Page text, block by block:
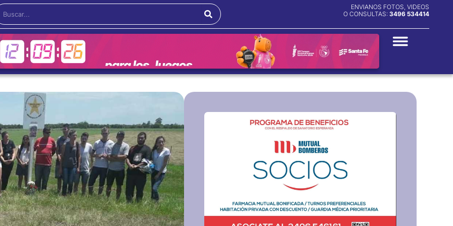
ENVIANOS FOTOS, VIDEOS
O CONSULTAS: 3496 534414